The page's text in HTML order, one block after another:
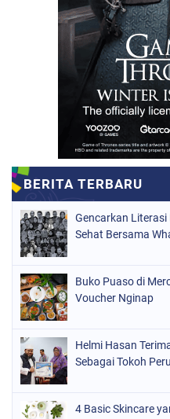
Gencarkan
Sehat Bersama
Buko Puaso di
Voucher Nginap
Helmi Hasan
Sebagai Tokoh
4 Basic Skincare